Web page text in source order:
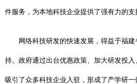
件服务，为本地科技企业提供了强有力的支
网络科技研发的快速发展，得益于福
持。政府通过出台优惠政策、加大研发投入
吸引了众多科技企业入驻，形成了产学研